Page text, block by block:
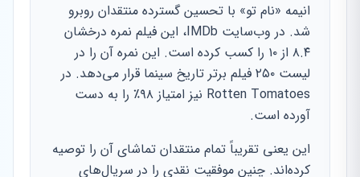
انیمه «نام تو» با تحسین گسترده منتقدان روبرو
شد. در وب‌سایت IMDb، این فیلم نمره درخشان
۸.۴ از ۱۰ را کسب کرده است. این نمره آن را در
لیست ۲۵۰ فیلم برتر تاریخ سینما قرار می‌دهد. در
Rotten Tomatoes نیز امتیاز ۹۸٪ را به دست
آورده است.
این یعنی تقریباً تمام منتقدان تماشای آن را توصیه
کرده‌اند. چنین موفقیت نقدی را در سریال‌های